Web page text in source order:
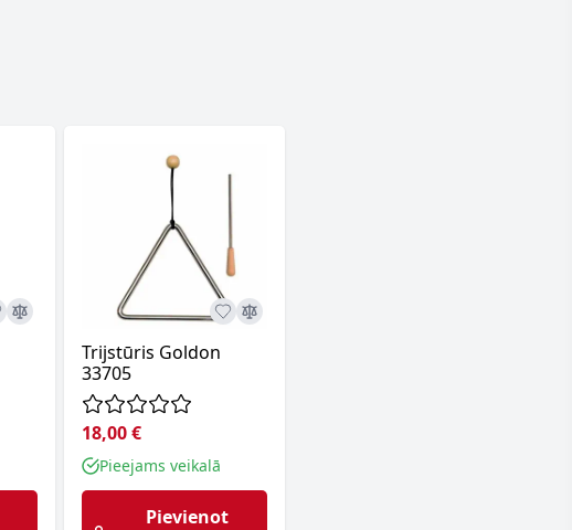
Trijstūris Goldon
33705
18,00 €
Pieejams veikalā
Pievienot